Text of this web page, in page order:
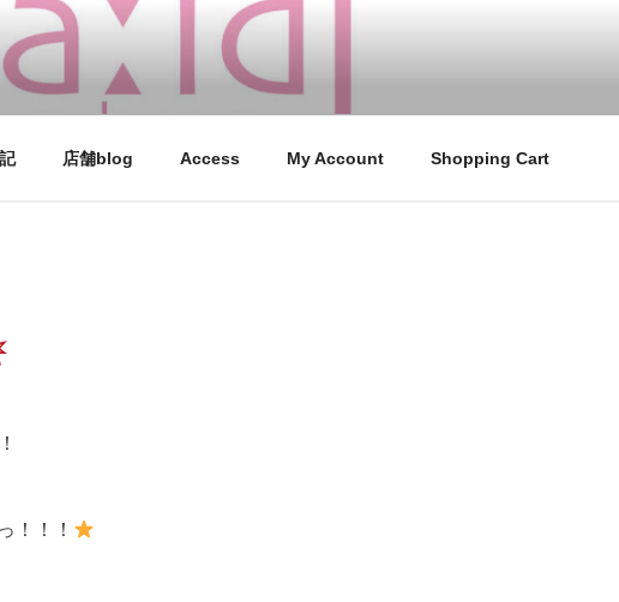
分 / 東京の雑貨屋さん coucou suzette日本正規取扱店 ククシュゼット
店舗blog Access My Account Shopping Cart
！！！